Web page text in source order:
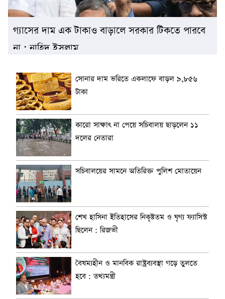
গ্যাসের দাম এক টাকাও বাড়ালে সরকার টিকতে পারবে
না : নাহিদ ইসলাম
সোনার দাম ভরিতে একলাফে বাড়ল ৯,৮৫৬
টাকা
কারো সাক্ষাৎ না পেয়ে সচিবালয় ছাড়লেন ১১
দলের নেতারা
সচিবালয়ের সামনে অতিরিক্ত পুলিশ মোতায়েন
শেখ হাসিনা ইতিহাসের নিকৃষ্টতম ও ঘৃণ্য ফ্যাসিস্ট
ছিলেন : রিজভী
বৈষম্যহীন ও মানবিক রাষ্ট্রব্যবস্থা গড়ে তুলতে
হবে : তথ্যমন্ত্রী